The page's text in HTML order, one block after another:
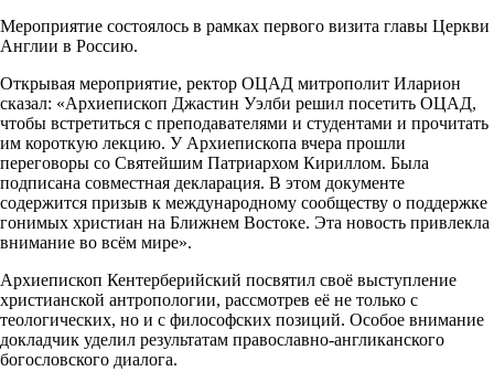
Мероприятие состоялось в рамках первого визита главы Церкви
Англии в Россию.
Открывая мероприятие, ректор ОЦАД митрополит Иларион
сказал: «Архиепископ Джастин Уэлби решил посетить ОЦАД,
чтобы встретиться с преподавателями и студентами и прочитать
им короткую лекцию. У Архиепископа вчера прошли
переговоры со Святейшим Патриархом Кириллом. Была
подписана совместная декларация. В этом документе
содержится призыв к международному сообществу о поддержке
гонимых христиан на Ближнем Востоке. Эта новость привлекла
внимание во всём мире».
Архиепископ Кентерберийский посвятил своё выступление
христианской антропологии, рассмотрев её не только с
теологических, но и с философских позиций. Особое внимание
докладчик уделил результатам православно-англиканского
богословского диалога.